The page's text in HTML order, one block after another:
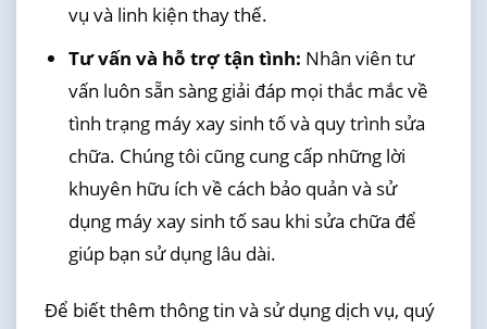
vụ và linh kiện thay thế.
Tư vấn và hỗ trợ tận tình: Nhân viên tư
vấn luôn sẵn sàng giải đáp mọi thắc mắc về
tình trạng máy xay sinh tố và quy trình sửa
chữa. Chúng tôi cũng cung cấp những lời
khuyên hữu ích về cách bảo quản và sử
dụng máy xay sinh tố sau khi sửa chữa để
giúp bạn sử dụng lâu dài.
Để biết thêm thông tin và sử dụng dịch vụ, quý